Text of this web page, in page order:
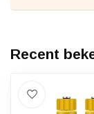
Recent